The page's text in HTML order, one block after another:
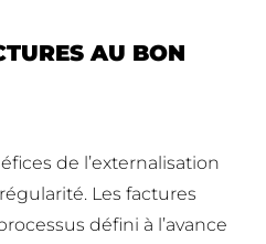
AU BON
de l’externalisation
Les factures
défini à l’avance